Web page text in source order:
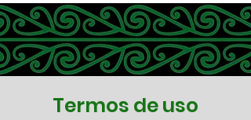
Termos de uso